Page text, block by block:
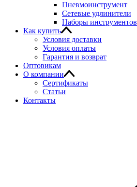
Пневмоинструмент
Сетевые удлинители
Наборы инструментов
Как купить
Условия доставки
Условия оплаты
Гарантия и возврат
Оптовикам
О компании
Сертификаты
Статьи
Контакты